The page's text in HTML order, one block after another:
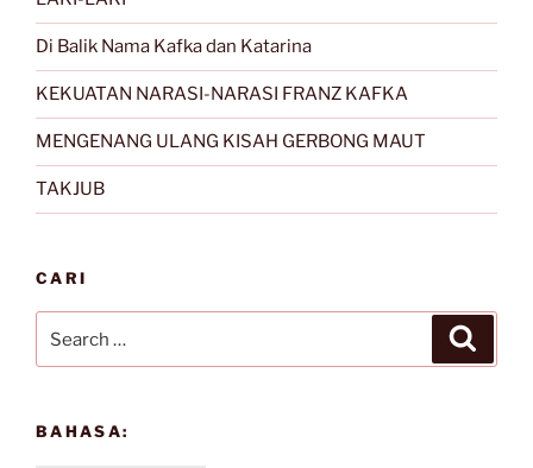
Di Balik Nama Kafka dan Katarina
KEKUATAN NARASI-NARASI FRANZ KAFKA
MENGENANG ULANG KISAH GERBONG MAUT
TAKJUB
CARI
BAHASA: